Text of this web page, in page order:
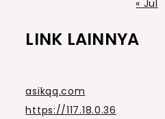
« Jul
LINK LAINNYA
asikqq.com
https://117.18.0.36